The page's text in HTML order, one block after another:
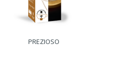
PREZIOSO